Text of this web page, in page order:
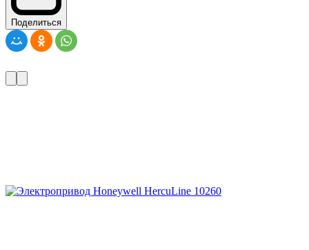
Поделиться